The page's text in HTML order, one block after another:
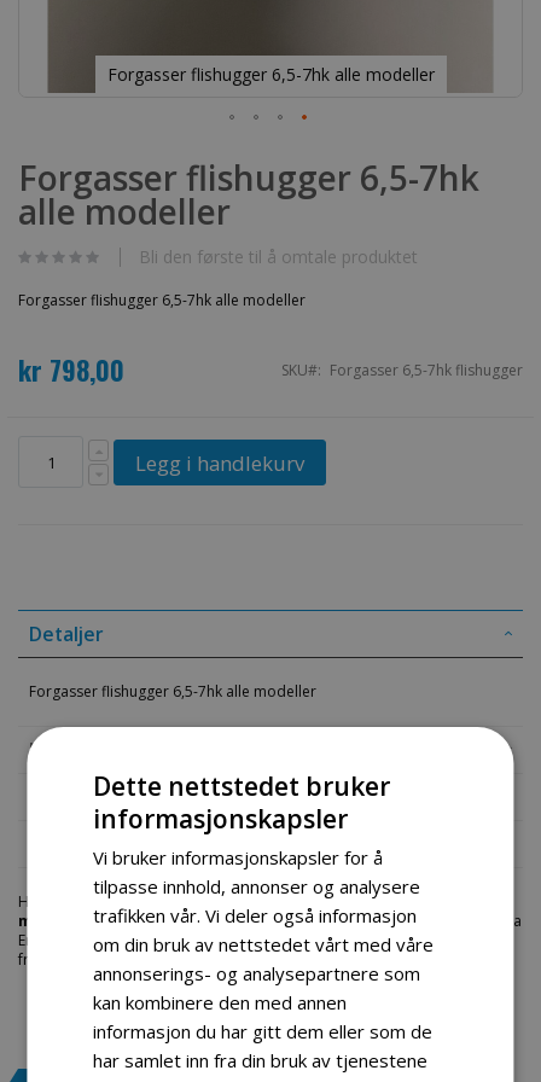
Forgasser flishugger 6,5-7hk alle modeller
til
begynnelsen
av
bildegalleri
Forgasser flishugger 6,5-7hk
alle modeller
Bli den første til å omtale produktet
Forgasser flishugger 6,5-7hk alle modeller
kr 798,00 SKU Forgasser 6,5-7hk flishugger
Legg i handlekurv
Detaljer
Forgasser flishugger 6,5-7hk alle modeller
Mer informasjon
Produktomtaler
Fil vedlegg
Hos engrosservice.no får du kjøpt
forgasser flishugger 6 5 7hk alle
modeller
til markedets beste priser. Bestill endeler-fliskutter
i dag fra
Engros Service. Vi har et stort utvalg av produkter innen: Hjem, sport og
fritids segmentet. Velkommen skal du være.
Dette nettstedet bruker
informasjonskapsler
Vi bruker informasjonskapsler for å
tilpasse innhold, annonser og analysere
trafikken vår. Vi deler også informasjon
om din bruk av nettstedet vårt med våre
annonserings- og analysepartnere som
kan kombinere den med annen
informasjon du har gitt dem eller som de
har samlet inn fra din bruk av tjenestene